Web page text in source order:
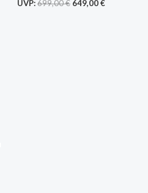
UVP:699,00€ 649,00€